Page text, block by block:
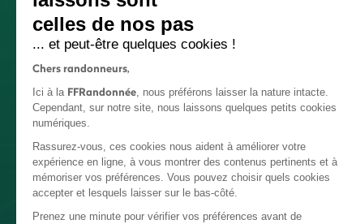
celles de nos pas
... et peut-être quelques cookies !
Chers randonneurs,
Ici à la FFRandonnée, nous préférons laisser la nature intacte.
Cependant, sur notre site, nous laissons quelques petits cookies
numériques.
Rassurez-vous, ces cookies nous aident à améliorer votre
expérience en ligne, à vous montrer des contenus pertinents et à
mémoriser vos préférences. Vous pouvez choisir quels cookies
accepter et lesquels laisser sur le bas-côté.
Prenez une minute pour vérifier vos préférences avant de